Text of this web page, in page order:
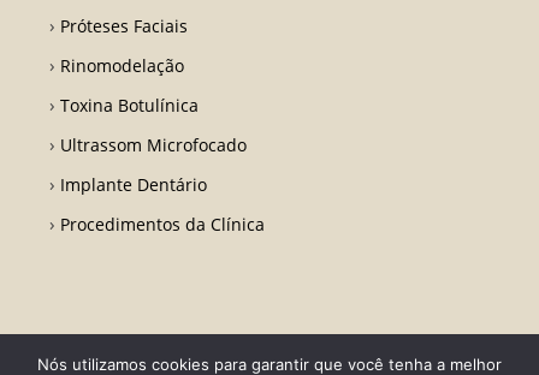
Próteses Faciais
Rinomodelação
Toxina Botulínica
Ultrassom Microfocado
Implante Dentário
Procedimentos da Clínica
Nós utilizamos cookies para garantir que você tenha a melhor